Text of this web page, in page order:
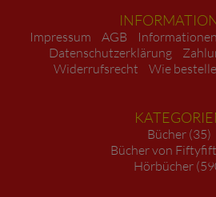
Impressum AGB
Datenschutzerklärung
Widerrufsrecht
Wie
Bücher (35)
Bücher von
Hörbücher